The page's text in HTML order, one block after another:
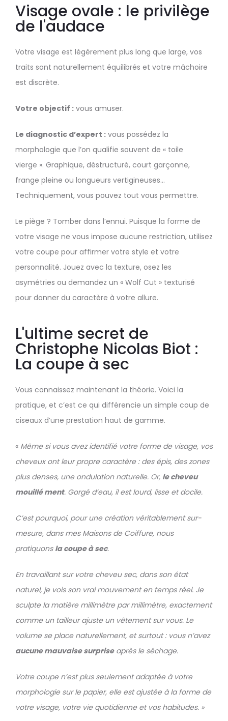
Visage ovale : le privilège
de l'audace
Votre visage est légèrement plus long que large, vos
traits sont naturellement équilibrés et votre mâchoire
est discrète.
Votre objectif : vous amuser.
Le diagnostic d’expert : vous possédez la
morphologie que l’on qualifie souvent de « toile
vierge ». Graphique, déstructuré, court garçonne,
frange pleine ou longueurs vertigineuses…
Techniquement, vous pouvez tout vous permettre.
Le piège ? Tomber dans l’ennui. Puisque la forme de
votre visage ne vous impose aucune restriction, utilisez
votre coupe pour affirmer votre style et votre
personnalité. Jouez avec la texture, osez les
asymétries ou demandez un « Wolf Cut » texturisé
pour donner du caractère à votre allure.
L'ultime secret de
Christophe Nicolas Biot :
La coupe à sec
Vous connaissez maintenant la théorie. Voici la
pratique, et c’est ce qui différencie un simple coup de
ciseaux d’une prestation haut de gamme.
« Même si vous avez identifié votre forme de visage, vos
cheveux ont leur propre caractère : des épis, des zones
plus denses, une ondulation naturelle. Or, le cheveu
mouillé ment. Gorgé d’eau, il est lourd, lisse et docile.
C’est pourquoi, pour une création véritablement sur-
mesure, dans mes Maisons de Coiffure, nous
pratiquons la coupe à sec.
En travaillant sur votre cheveu sec, dans son état
naturel, je vois son vrai mouvement en temps réel. Je
sculpte la matière millimètre par millimètre, exactement
comme un tailleur ajuste un vêtement sur vous. Le
volume se place naturellement, et surtout : vous n’avez
aucune mauvaise surpriseaprès le séchage.
Votre coupe n’est plus seulement adaptée à votre
morphologie sur le papier, elle est ajustée à la forme de
votre visage, votre vie quotidienne et vos habitudes. »